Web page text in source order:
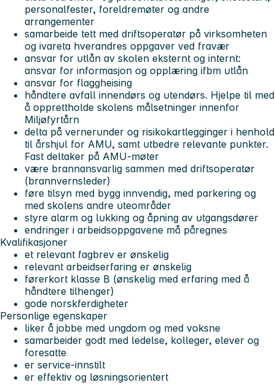
personalfester, foreldremøter og andre
arrangementer
samarbeide tett med driftsoperatør på virksomheten
og ivareta hverandres oppgaver ved fravær
ansvar for utlån av skolen eksternt og internt:
ansvar for informasjon og opplæring ifbm utlån
ansvar for flaggheising
håndtere avfall innendørs og utendørs. Hjelpe til med
å opprettholde skolens målsetninger innenfor
Miljøfyrtårn
delta på vernerunder og risikokartlegginger i henhold
til årshjul for AMU, samt utbedre relevante punkter.
Fast deltaker på AMU-møter
være brannansvarlig sammen med driftsoperatør
(brannvernsleder)
føre tilsyn med bygg innvendig, med parkering og
med skolens andre uteområder
styre alarm og lukking og åpning av utgangsdører
endringer i arbeidsoppgavene må påregnes
Kvalifikasjoner
et relevant fagbrev er ønskelig
relevant arbeidserfaring er ønskelig
førerkort klasse B (ønskelig med erfaring med å
håndtere tilhenger)
gode norskferdigheter
Personlige egenskaper
liker å jobbe med ungdom og med voksne
samarbeider godt med ledelse, kolleger, elever og
foresatte
er service-innstilt
er effektiv og løsningsorientert